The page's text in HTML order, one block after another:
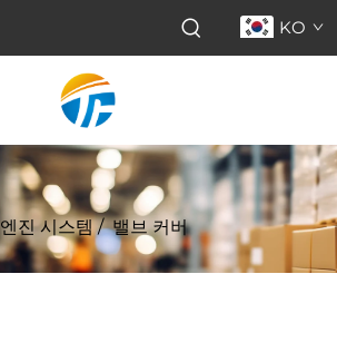
KO
엔진 시스템/밸브 커버